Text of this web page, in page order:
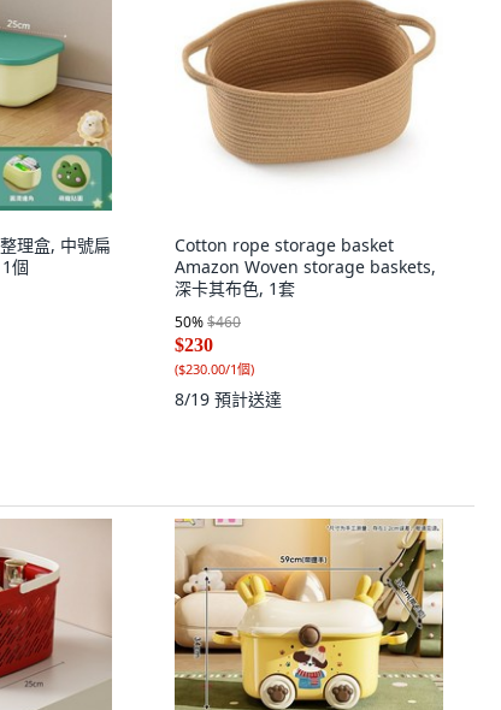
理盒, 中號扁
個
Cotton rope storage basket
Amazon Woven storage baskets,
深卡其布色, 1套
50%$460
$230
($230.00/1個)
8/19 預計送達